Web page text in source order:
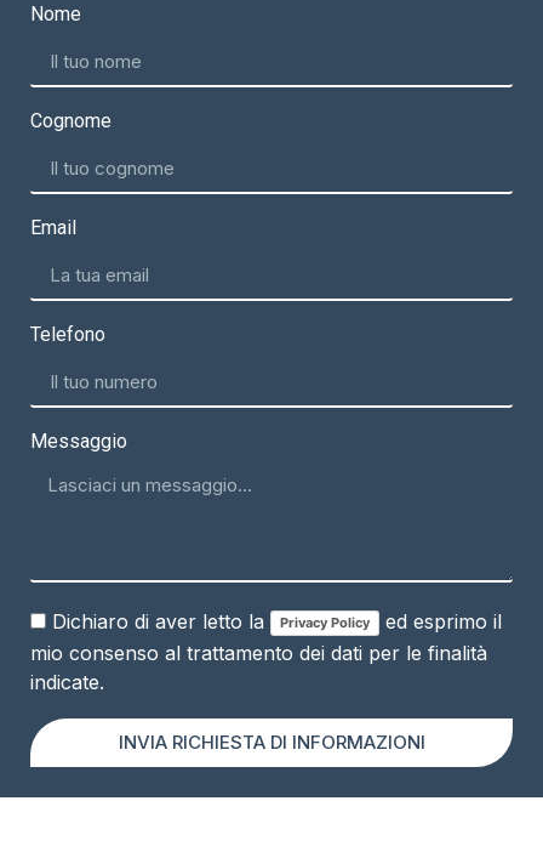
Nome
Cognome
Email
Telefono
Messaggio
Dichiaro di aver letto la Privacy Policy
ed esprimo il
mio consenso al trattamento dei dati per le finalità
indicate.
INVIA RICHIESTA DI INFORMAZIONI